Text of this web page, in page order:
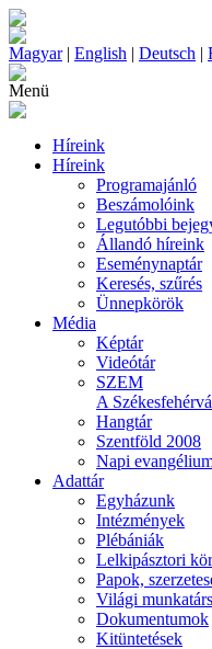
Magyar| English | Deutsch |
Menü
Híreink
Híreink
Programajánló
Beszámolóink
Legutóbbi
Állandó híreink
Eseménynaptár
Keresés, szűrés
Ünnepkörök
Média
Képtár
Videótár
SZEM
A
Hangtár
Szentföld 2008
Napi
Adattár
Egyházunk
Intézmények
Plébániák
Lelkipásztori
Papok,
Világi
Dokumentumok
Kitüntetések